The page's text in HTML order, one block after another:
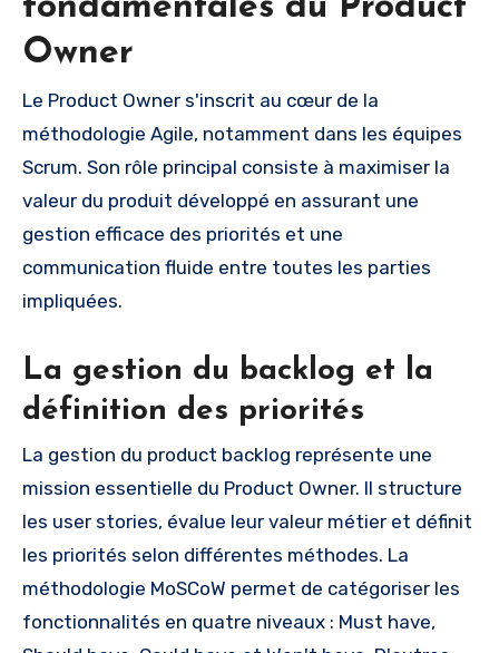
fondamentales du Product
Owner
Le Product Owner s'inscrit au cœur de la
méthodologie Agile, notamment dans les équipes
Scrum. Son rôle principal consiste à maximiser la
valeur du produit développé en assurant une
gestion efficace des priorités et une
communication fluide entre toutes les parties
impliquées.
La gestion du backlog et la
définition des priorités
La gestion du product backlog représente une
mission essentielle du Product Owner. Il structure
les user stories, évalue leur valeur métier et définit
les priorités selon différentes méthodes. La
méthodologie MoSCoW permet de catégoriser les
fonctionnalités en quatre niveaux : Must have,